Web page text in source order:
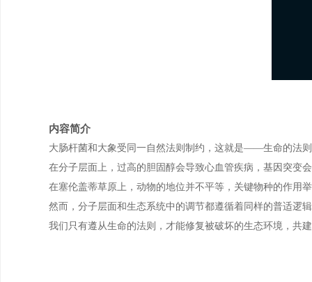
内容简介
大肠杆菌和大象受同一自然法则制约，这就是——生命的法
在分子层面上，过高的胆固醇会导致心血管疾病，基因突变
在塞伦盖蒂草原上，动物的地位并不平等，关键物种的作用
然而，分子层面和生态系统中的调节都遵循着同样的普适
我们只有遵从生命的法则，才能修复被破坏的生态环境，共